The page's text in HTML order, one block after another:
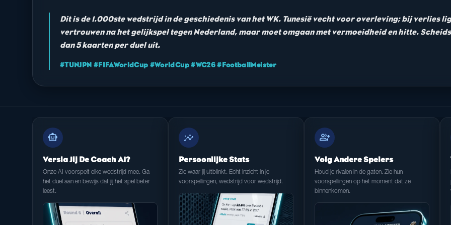
Dit is de 1.000ste wedstrijd in de geschiedenis van het WK. Tunesië vecht voor overleving; bij verlies
vertrouwen na het gelijkspel tegen Nederland, maar moet omgaan met vermoeidheid en hitte.
dan 5 kaarten per duel uit.
#TUNJPN #FIFAWorldCup #WorldCup #WC26 #FootballMeister
smart_toy
Versla Jij De Coach AI?
Onze AI voorspelt elke wedstrijd mee. Ga
het duel aan en bewijs dat jij het spel beter
leest.
insights
Persoonlijke Stats
Zie waar jij uitblinkt. Echt inzicht in je
voorspellingen, wedstrijd voor wedstrijd.
group_add
Volg Andere Spelers
Houd je rivalen in de gaten. Zie hun
voorspellingen op het moment dat ze
binnenkomen.